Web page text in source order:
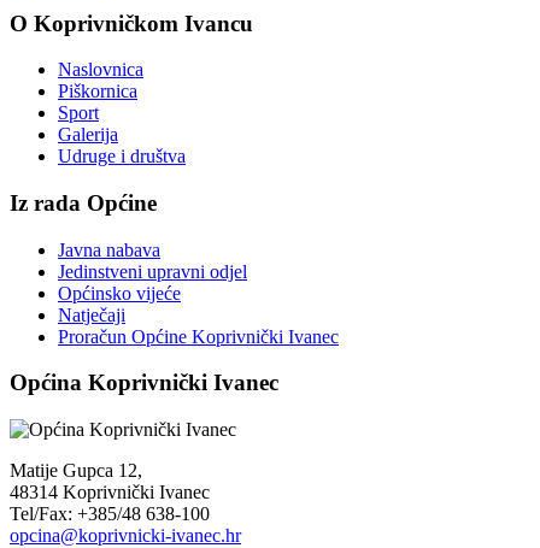
O Koprivničkom Ivancu
Naslovnica
Piškornica
Sport
Galerija
Udruge i društva
Iz rada Općine
Javna nabava
Jedinstveni upravni odjel
Općinsko vijeće
Natječaji
Proračun Općine Koprivnički Ivanec
Općina Koprivnički Ivanec
Matije Gupca 12,
48314 Koprivnički Ivanec
Tel/Fax: +385/48 638-100
opcina@koprivnicki-ivanec.hr